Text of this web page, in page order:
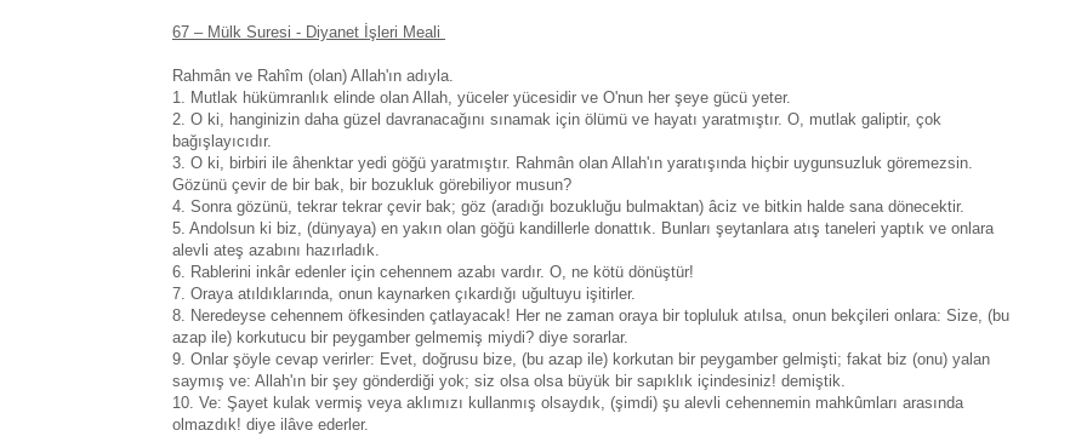
67 – Mülk Suresi - Diyanet İşleri Meali
Rahmân ve Rahîm (olan) Allah'ın adıyla.
1. Mutlak hükümranlık elinde olan Allah, yüceler yücesidir ve O'nun her şeye gücü yeter.
2. O ki, hanginizin daha güzel davranacağını sınamak için ölümü ve hayatı yaratmıştır. O, mutlak galiptir, çok
bağışlayıcıdır.
3. O ki, birbiri ile âhenktar yedi göğü yaratmıştır. Rahmân olan Allah'ın yaratışında hiçbir uygunsuzluk göremezsin.
Gözünü çevir de bir bak, bir bozukluk görebiliyor musun?
4. Sonra gözünü, tekrar tekrar çevir bak; göz (aradığı bozukluğu bulmaktan) âciz ve bitkin halde sana dönecektir.
5. Andolsun ki biz, (dünyaya) en yakın olan göğü kandillerle donattık. Bunları şeytanlara atış taneleri yaptık ve onlara
alevli ateş azabını hazırladık.
6. Rablerini inkâr edenler için cehennem azabı vardır. O, ne kötü dönüştür!
7. Oraya atıldıklarında, onun kaynarken çıkardığı uğultuyu işitirler.
8. Neredeyse cehennem öfkesinden çatlayacak! Her ne zaman oraya bir topluluk atılsa, onun bekçileri onlara: Size, (bu
azap ile) korkutucu bir peygamber gelmemiş miydi? diye sorarlar.
9. Onlar şöyle cevap verirler: Evet, doğrusu bize, (bu azap ile) korkutan bir peygamber gelmişti; fakat biz (onu) yalan
saymış ve: Allah'ın bir şey gönderdiği yok; siz olsa olsa büyük bir sapıklık içindesiniz! demiştik.
10. Ve: Şayet kulak vermiş veya aklımızı kullanmış olsaydık, (şimdi) şu alevli cehennemin mahkûmları arasında
olmazdık! diye ilâve ederler.